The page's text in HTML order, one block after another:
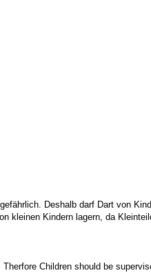
Deshalb darf Dart von
kleinen Kindern lagern, da
Children should be